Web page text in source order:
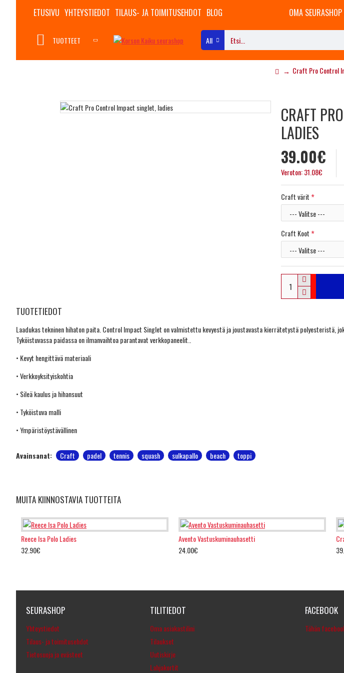
ETUSIVU YHTEYSTIEDOT TILAUS- JA TOIMITUSEHDOT BLOG OMA
TUOTTEET All
Craft Pro Control
CRAFT
LADIES
39.00€
Veroton: 31.08€
Craft värit
Craft Koot
TUOTETIEDOT
Laadukas tekninen hihaton paita. Control Impact Singlet on valmistettu kevyestä ja joustavasta kierrätetystä polyesteristä,
Tyköistuvassa paidassa on ilmanvaihtoa parantavat verkkopaneelit..
• Kevyt hengittävä materiaali
• Verkkoyksityiskohtia
• Sileä kaulus ja hihansuut
• Tyköistuva malli
• Ympäristöystävällinen
Avainsanat: Craft padel tennis squash sulkapallo beach toppi
MUITA KIINNOSTAVIA TUOTTEITA
Reece Isa Polo Ladies
32.90€
Avento Vastuskuminauhasetti
24.00€
SEURASHOP
Yhteystiedot
Tilaus- ja toimitusehdot
Tietosuoja ja evästeet
TILITIEDOT
Oma asiakastilini
Tilaukset
Uutiskirje
Lahjakortit
FACEBOOK
Tähän